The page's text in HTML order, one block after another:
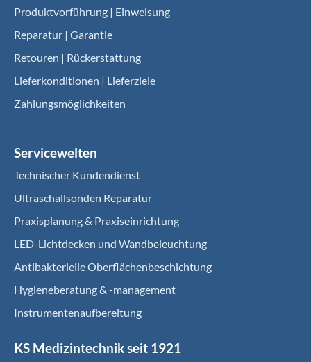
Produktvorführung | Einweisung
Reparatur | Garantie
Retouren | Rückerstattung
Lieferkonditionen | Lieferziele
Zahlungsmöglichkeiten
Servicewelten
Technischer Kundendienst
Ultraschallsonden Reparatur
Praxisplanung & Praxiseinrichtung
LED-Lichtdecken und Wandbeleuchtung
Antibakterielle Oberflächenbeschichtung
Hygieneberatung & -management
Instrumentenaufbereitung
KS Medizintechnik seit 1921